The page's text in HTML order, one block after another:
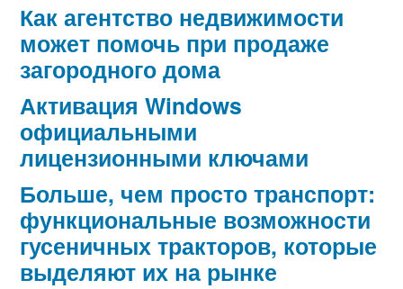
Как агентство недвижимости
может помочь при продаже
загородного дома
Активация Windows
официальными
лицензионными ключами
Больше, чем просто транспорт:
функциональные возможности
гусеничных тракторов, которые
выделяют их на рынке